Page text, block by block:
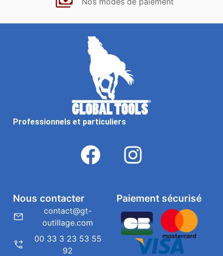
Professionnels et particuliers
Paiement sécurisé
Nous contacter
contact@gt-
outillage.com
00 33 3 23 53 55
92